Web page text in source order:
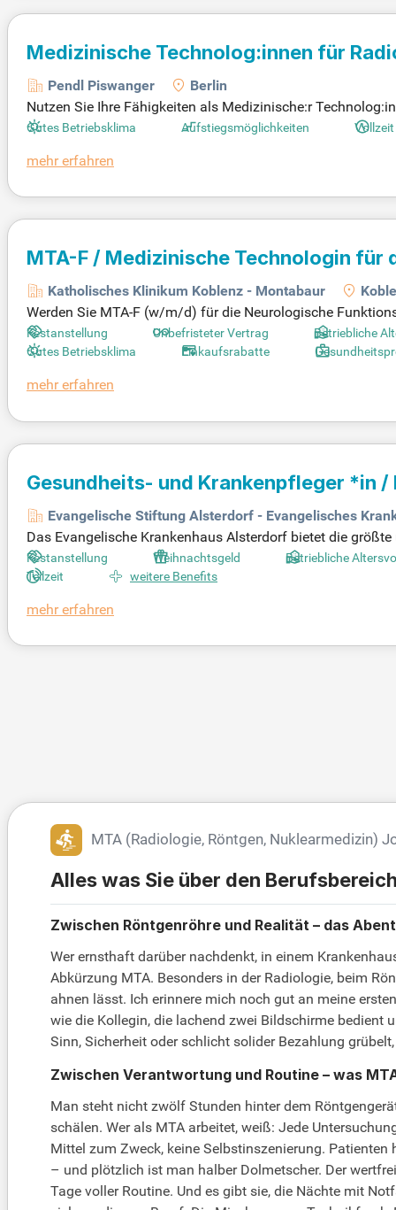
Medizinische Technolog:innen für
Pendl Piswanger
Berlin
Nutzen Sie Ihre Fähigkeiten als Medizinische:r
spannenden Umfeld. Bewerben Sie sich und entfalten Sie
Gutes Betriebsklima Aufstiegsmöglichkeiten Vollzeit
mehr erfahren
MTA-F / Medizinische Technologin
Katholisches Klinikum Koblenz - Montabaur
Werden Sie MTA-F (w/m/d) für die Neurologische
g mit einem Gehalt von 3.600–4.500 €/Monat. In unserer
beiten mit innovativen diagnostischen Verfahren. Diese
wicklungschancen. Werden Sie Teil unseres engagierten
Festanstellung Unbefristeter Vertrag Betriebliche
Gutes Betriebsklima
Einkaufsrabatte
mehr erfahren
Gesundheits- und Krankenpfleger *in /
Monitoring Station
Evangelische Stiftung Alsterdorf - Evangelisches
Das Evangelische Krankenhaus Alsterdorf bietet die
en auf der Video-EEG-Intensivstation rund um die Uhr
er Epilepsie und anderen möglichen Ursachen zu
hkräfte in der Epilepsie-Diagnostik – für eine optimale
Festanstellung Weihnachtsgeld Betriebliche
Teilzeit
weitere Benefits
mehr erfahren
MTA (Radiologie, Röntgen, Nuklearmedizin)
Alles was Sie über den
Zwischen Röntgenröhre und Realität – das
Wer ernsthaft darüber nachdenkt, in einem
Abkürzung MTA. Besonders in der Radiologie, beim
ahnen lässt. Ich erinnere mich noch gut an meine
wie die Kollegin, die lachend zwei Bildschirme bedient
Sinn, Sicherheit oder schlicht solider Bezahlung
Zwischen Verantwortung und Routine – was
Man steht nicht zwölf Stunden hinter dem
schälen. Wer als MTA arbeitet, weiß: Jede
Mittel zum Zweck, keine Selbstinszenierung.
– und plötzlich ist man halber Dolmetscher. Der
Tage voller Routine. Und es gibt sie, die Nächte mit